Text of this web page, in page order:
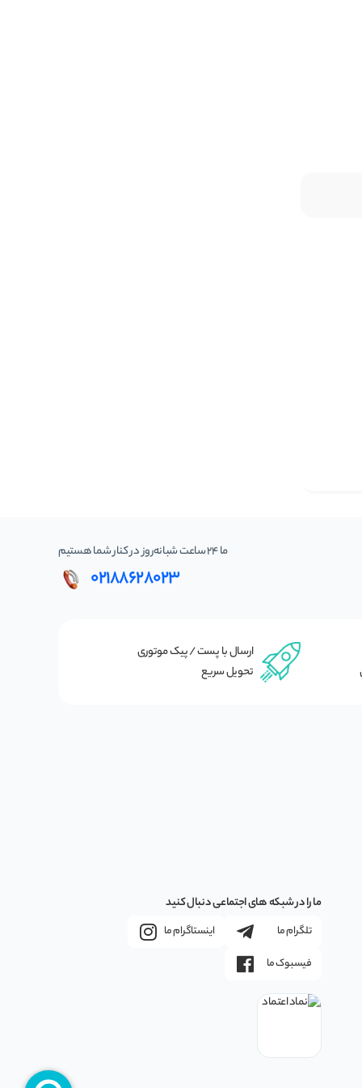
ما 24 ساعت شبانه‌روز در کنار شما هستیم
02188628023
ارسال با پست / پیک موتوری
تحویل سریع
ما را در شبکه های اجتماعی دنبال کنید
تلگرام ما
اینستاگرام ما
فیسبوک ما